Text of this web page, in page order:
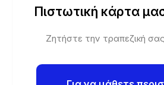
Πιστωτική κάρτα
Ζητήστε την τραπεζική